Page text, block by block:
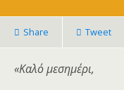
Share Tweet
«Καλό μεσημέρι,